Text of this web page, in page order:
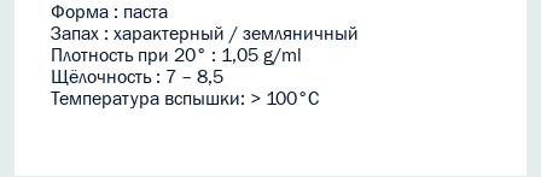
Форма : паста
Запах : характерный / земляничный
Плотность при 20° : 1,05 g/ml
Щёлочность : 7 – 8,5
Температура вспышки: > 100°C